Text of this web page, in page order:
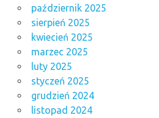
październik 2025
sierpień 2025
kwiecień 2025
marzec 2025
luty 2025
styczeń 2025
grudzień 2024
listopad 2024